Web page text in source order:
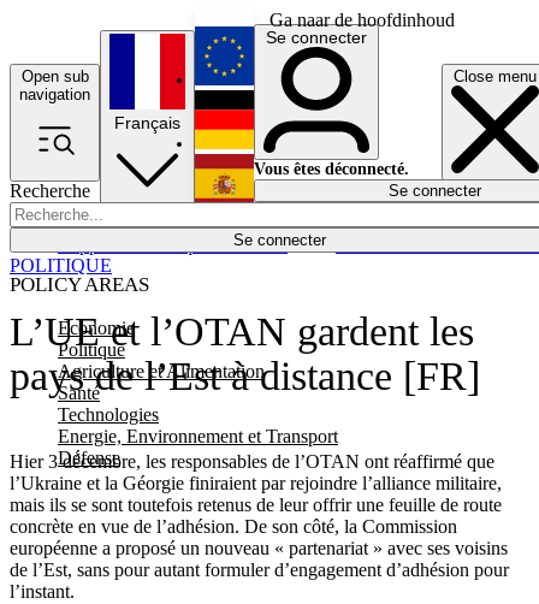
Ga naar de hoofdinhoud
Open sub
navigation
Close menu
Recherche
Se connecter
POLICY AREAS
Economie
Politique
Agriculture et Alimentation
Santé
Technologies
Energie, Environnement et Transport
Défense
Économie
Français
English
Deutsch
Español
Se connecter
Vous êtes déconnecté.
Se connecter
L’UE et l’OTAN gardent les
pays de l’Est à distance [FR]
Hier 3 décembre, les responsables de l’OTAN ont réaffirmé que
l’Ukraine et la Géorgie finiraient par rejoindre l’alliance militaire,
mais ils se sont toutefois retenus de leur offrir une feuille de route
concrète en vue de l’adhésion. De son côté, la Commission
européenne a proposé un nouveau « partenariat » avec ses voisins
de l’Est, sans pour autant formuler d’engagement d’adhésion pour
l’instant.
POLITIQUE